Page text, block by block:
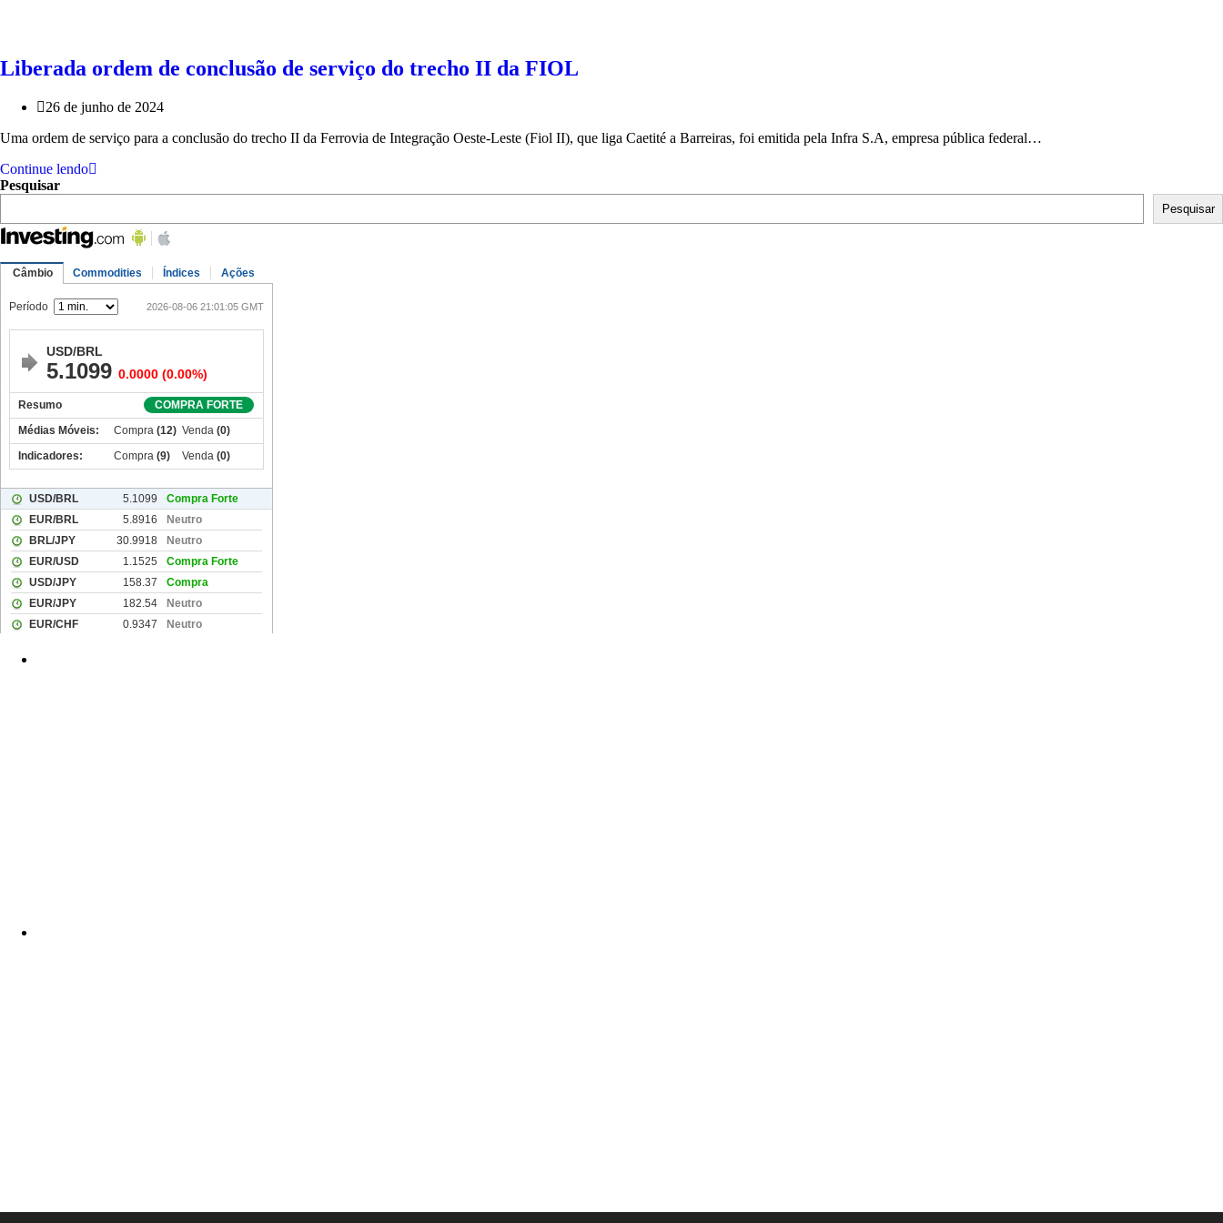
Liberada ordem de conclusão de serviço do trecho II da FIOL
26 de junho de 2024
Uma ordem de serviço para a conclusão do trecho II da Ferrovia de Integração Oeste-Leste (Fiol II), que liga Caetité a Barreiras, foi emitida pela Infra S.A, empresa pública federal…
Continue lendo
Pesquisar
Pesquisar